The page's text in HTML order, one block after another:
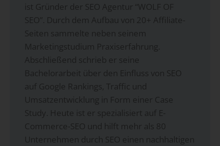
ist Gründer der SEO Agentur “WOLF OF
SEO”. Durch dem Aufbau von 20+ Affiliate-
Seiten sammelte neben seinem
Marketingstudium Praxiserfahrung.
Abschließend schrieb er seine
Bachelorarbeit über den Einfluss von SEO
auf Google Rankings, Traffic und
Umsatzentwicklung in Form einer Case
Study. Heute ist er spezialisiert auf E-
Commerce-SEO und hilft mehr als 80
Unternehmen durch SEO einen nachhaltigen